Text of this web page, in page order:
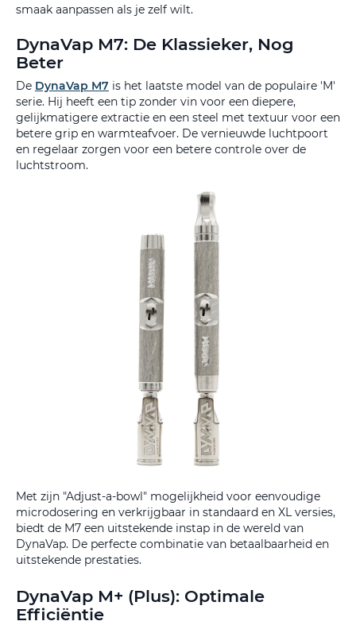
smaak aanpassen als je zelf wilt.
DynaVap M7: De Klassieker, Nog
Beter
De DynaVap M7 is het laatste model van de populaire 'M'
serie. Hij heeft een tip zonder vin voor een diepere,
gelijkmatigere extractie en een steel met textuur voor een
betere grip en warmteafvoer. De vernieuwde luchtpoort
en regelaar zorgen voor een betere controle over de
luchtstroom.
Met zijn "Adjust-a-bowl" mogelijkheid voor eenvoudige
microdosering en verkrijgbaar in standaard en XL versies,
biedt de M7 een uitstekende instap in de wereld van
DynaVap. De perfecte combinatie van betaalbaarheid en
uitstekende prestaties.
DynaVap M+ (Plus): Optimale
Efficiëntie